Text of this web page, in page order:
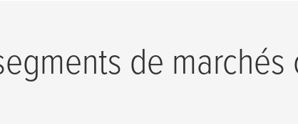
de